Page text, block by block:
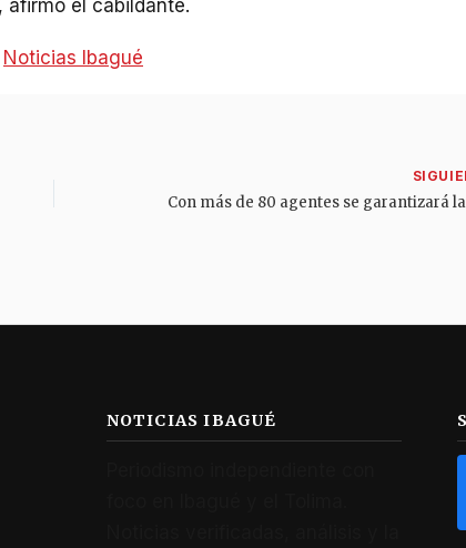
afirmó el cabildante.
Noticias Ibagué
NOTICIAS IBAGUÉ